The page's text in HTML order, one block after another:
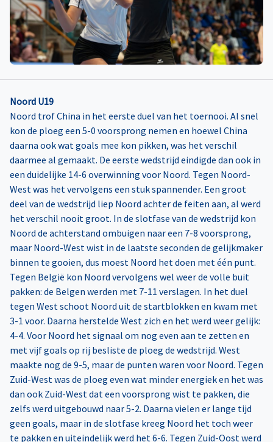
Noord U19
Noord trof China in het eerste duel van het toernooi. Al snel
kon de ploeg een 5-0 voorsprong nemen en hoewel China
daarna ook wat goals mee kon pikken, was het verschil
daarmee al gemaakt. De eerste wedstrijd eindigde dan ook in
een duidelijke 14-6 overwinning voor Noord. Tegen Noord-
West was het vervolgens een stuk spannender. Een groot
deel van de wedstrijd liep Noord achter de feiten aan, al werd
het verschil nooit groot. In de slotfase van de wedstrijd kon
Noord de achterstand ombuigen naar een 7-8 voorsprong,
maar Noord-West wist in de laatste seconden de gelijkmaker
binnen te gooien, dus moest Noord het doen met één punt.
Tegen België kon Noord vervolgens wel weer de volle buit
pakken: de Belgen werden met 7-11 verslagen. In het duel
tegen West schoot Noord uit de startblokken en kwam met
3-1 voor. Daarna herstelde West zich en het werd weer gelijk:
4-4. Voor Noord het signaal om nog even aan te zetten en
met vijf goals op rij besliste de ploeg de wedstrijd. West
maakte nog de 9-5, maar de punten waren voor Noord. Tegen
Zuid-West was de ploeg even wat minder energiek en het was
dan ook Zuid-West dat een voorsprong wist te pakken, die
zelfs werd uitgebouwd naar 5-2. Daarna vielen er lange tijd
geen goals, maar in de slotfase kreeg Noord het toch weer
te pakken en uiteindelijk werd het 6-6. Tegen Zuid-Oost werd